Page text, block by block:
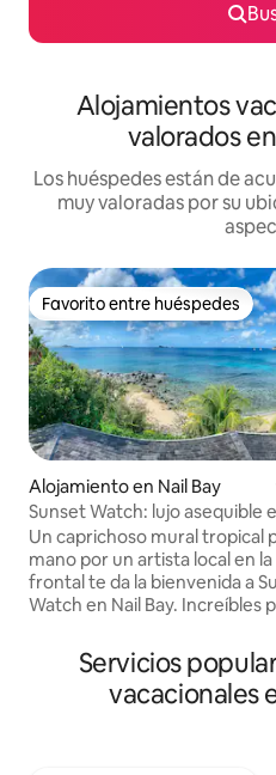
Alojamientos
valorados
Los huéspedes están de
muy valoradas por su
Favorito entre huéspedes
Favorito entre huéspedes
Alojamiento en Nail Bay
Sunset Watch: lujo asequible
terreno frente a la playa
Un caprichoso mural tropical
mano por un artista local en
frontal te da la bienvenida a
Watch en Nail Bay. Increíbles
de fibra óptica de alta
de 150 canales de televisión.
cocina gourmet moderna.
Servicios
vacacionales